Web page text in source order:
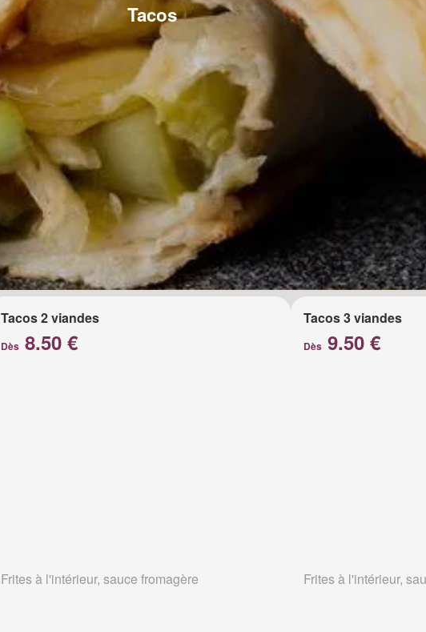
Tacos
Tacos 2 viandes
Dès8.50 €
Frites à l'intérieur, sauce fromagère
Tacos 3 viandes
Dès 9.50 €
Frites à l'intérieur,